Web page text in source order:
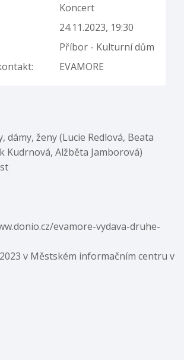
Koncert
24.11.2023, 19:30
Příbor - Kulturní dům
EVAMORE
dámy, ženy (Lucie Redlová, Beata
Kudrnová, Alžběta Jamborová)
evamore-vydava-druhe-
v Městském informačním centru v